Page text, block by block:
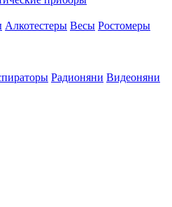
Алкотестеры Весы Ростомеры
Радионяни Видеоняни